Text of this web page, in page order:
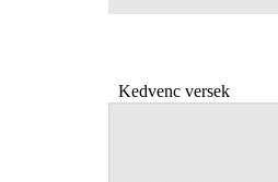
Kedvenc versek